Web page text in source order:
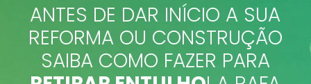
ANTES DE DAR INÍCIO A SUA
REFORMA OU CONSTRUÇÃO
SAIBA COMO FAZER PARA